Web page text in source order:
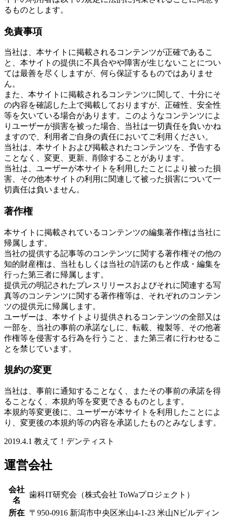
るものとします。
免責事項
当社は、本サイトに掲載されるコンテンツが正確であるこ
と、本サイトの提供に不具合やや障害が生じないことについ
ては最善を尽くしますが、何ら保証するものではありませ
ん。
また、本サイトに掲載されるコンテンツに関して、十分にそ
の内容を確認した上で掲載しておりますが、正確性、安全性
等を欠いている場合があります。このようなコンテンツによ
りユーザーが損害を被った場合、当社は一切責任を負いかね
ますので、利用者ご自身の責任においてご利用ください。
当社は、本サイトおよび掲載されたコンテンツを、予告する
ことなく、変更、更新、削除することがあります。
当社は、ユーザーが本サイトを利用したことにより被った損
害、その他本サイトの利用に関連して被った損害について一
切責任は負いません。
著作権
本サイトに掲載されているコンテンツの編集著作権は当社に
帰属します。
当社の提供する記事等のコンテンツに関する著作権その他の
知的財産権は、当社もしくは当社の許諾のもと作成・編集を
行った第三者に帰属します。
提供元の明記されたプレスリリースおよびそれに関連する写
真等のコンテンツに関する著作権等は、それぞれのコンテン
ツの提供元に帰属します。
ユーザーは、本サイトより提供されるコンテンツの全部又は
一部を、当社の事前の承諾なしに、転載、複製等、その他著
作権等を侵害する行為を行うこと、また第三者に行わせるこ
とを禁じています。
規約の変更
当社は、事前に通知することなく、またその事前の承諾を得
ることなく、本規約等を変更できるものとします。
本規約等変更後に、ユーザーが本サイトを利用したことによ
り、変更後の本規約等の内容を承諾したものとみなします。
2019.4.1 教えて！デンティスト
運営会社
会社
名
歯科IT研究会（株式会社 ToWaプロジェクト）
所在
〒950-0916 新潟市中央区米山4-1-23 米山Nビルディン